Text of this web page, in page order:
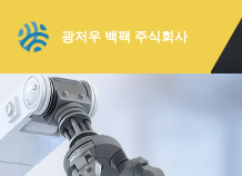
광저우 백팩 주식회사